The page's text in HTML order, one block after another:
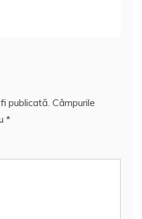
publicată. Câmpurile
*